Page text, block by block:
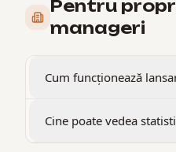
Pentru
manageri
Cum funcționează
Cine poate vedea